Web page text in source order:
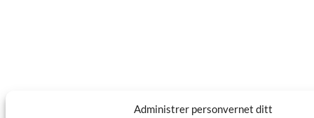
Administrer personvernet ditt